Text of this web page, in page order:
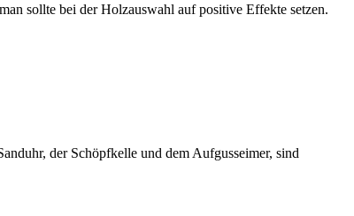
sollte bei der Holzauswahl auf positive Effekte setzen.
der Schöpfkelle und dem Aufgusseimer, sind